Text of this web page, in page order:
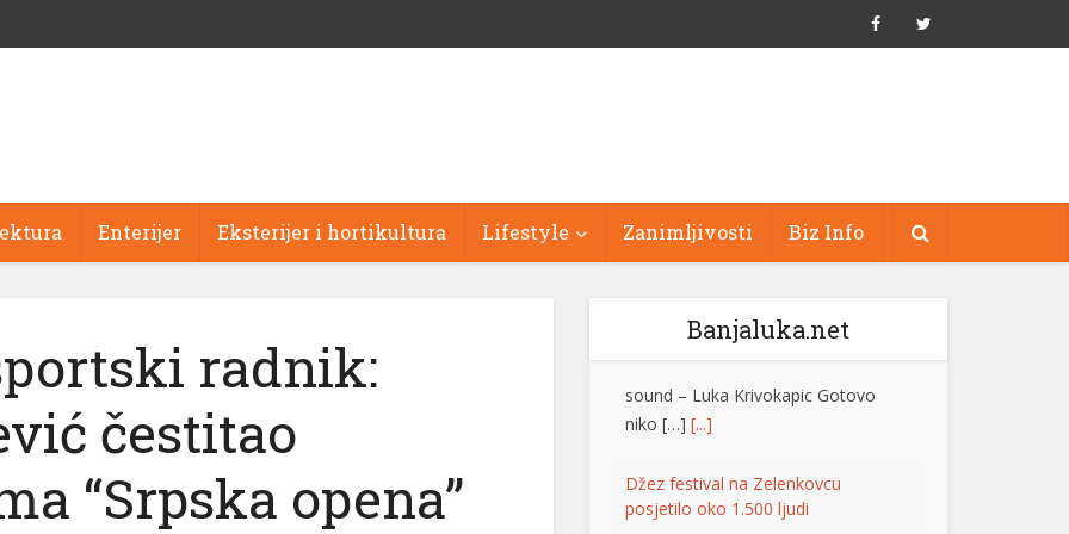
Enterijer Eksterijer i hortikultura Lifestyle Zanimljivosti Biz Info
radnik:
čestitao
“Srpska opena”
Banjaluka.net
Džez festival na Zelenkovcu
posjetilo oko 1.500 ljudi
“Zelenkovac”, koji je održan na
istoimenom lokalitetu kod Mrkonjić